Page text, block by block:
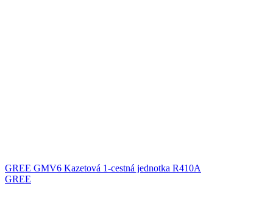
GREE GMV6 Kazetová 1-cestná jednotka R410A
GREE